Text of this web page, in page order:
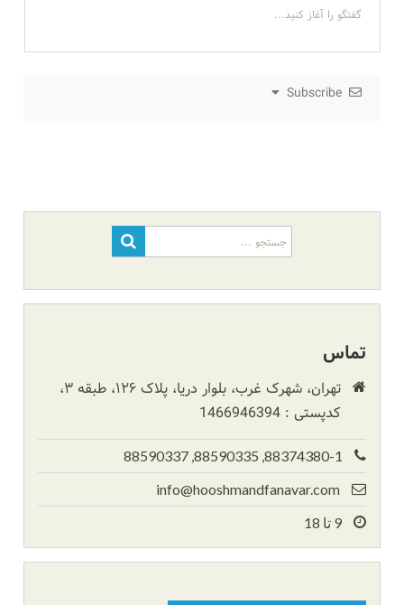
Subscribe
جستجو
برای:
تماس
تهران، شهرک غرب، بلوار دریا، پلاک ۱۲۶، طبقه ۳،
کدپستی : 1466946394
88374380-1, 88590335, 88590337
info@hooshmandfanavar.com
9 تا 18